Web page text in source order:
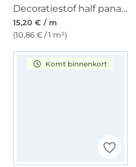
Decoratiestof half panama Seaside House, naturel
15,20 € / m
(10,86 € / 1 m²)
Komt binnenkort